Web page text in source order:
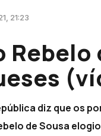
21:23
Rebelo
diz que os
de Sousa